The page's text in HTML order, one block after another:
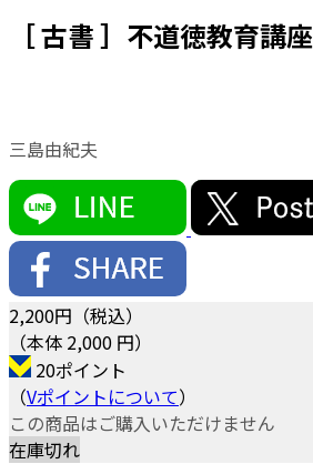
［ 古書 ］不道徳教育講座
三島由紀夫
2,200円（税込）
（本体 2,000 円）
20ポイント
（Vポイントについて）
この商品はご購入いただけません
在庫切れ